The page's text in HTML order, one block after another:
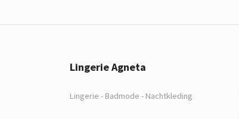
Lingerie Agneta
Lingerie - Badmode - Nachtkleding